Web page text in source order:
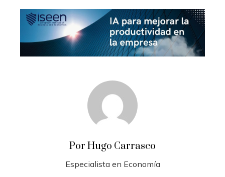
Por Hugo Carrasco
Especialista en Economía